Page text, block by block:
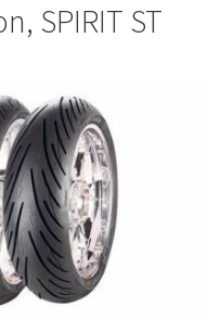
SPIRIT ST